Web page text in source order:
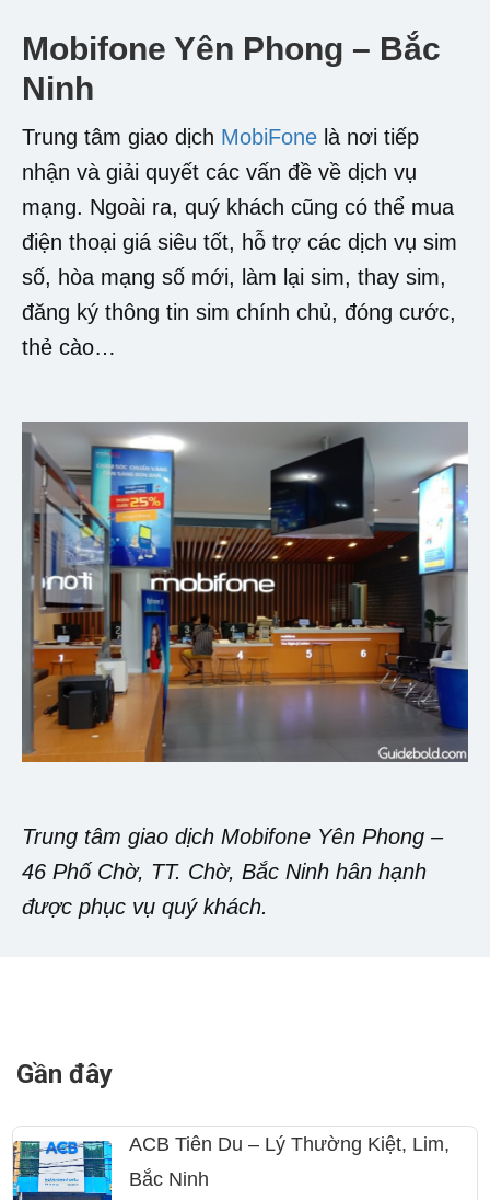
Mobifone Yên Phong – Bắc
Ninh
Trung tâm giao dịch MobiFone là nơi tiếp
nhận và giải quyết các vấn đề về dịch vụ
mạng. Ngoài ra, quý khách cũng có thể mua
điện thoại giá siêu tốt, hỗ trợ các dịch vụ sim
số, hòa mạng số mới, làm lại sim, thay sim,
đăng ký thông tin sim chính chủ, đóng cước,
thẻ cào…
Trung tâm giao dịch Mobifone Yên Phong –
46 Phố Chờ, TT. Chờ, Bắc Ninh hân hạnh
được phục vụ quý khách.
Gần đây
ACB Tiên Du – Lý Thường Kiệt, Lim,
Bắc Ninh